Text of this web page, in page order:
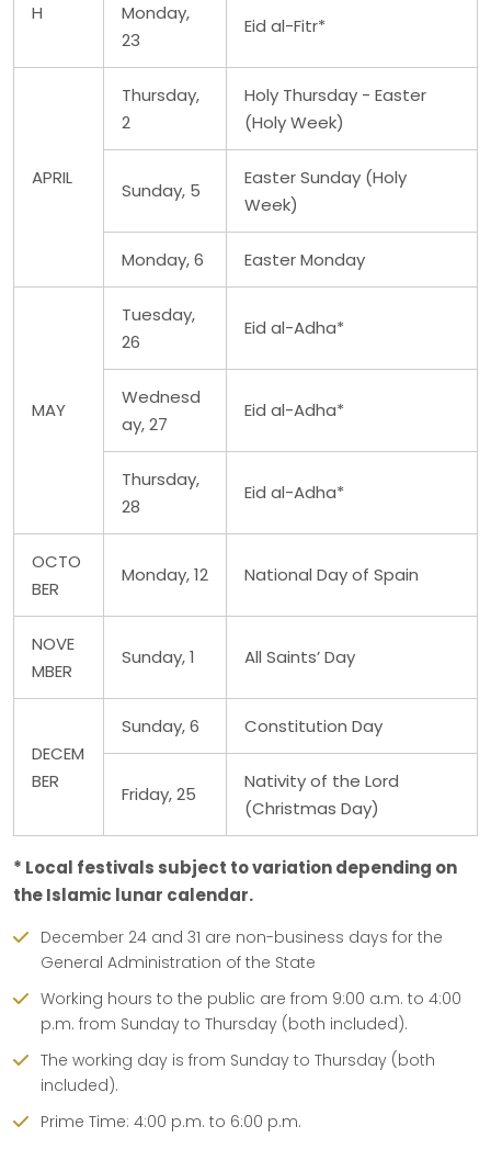
H
Monday,
23
Eid al-Fitr*
APRIL
Thursday,
2
Holy Thursday - Easter
(Holy Week)
Sunday, 5
Easter Sunday (Holy
Week)
Monday, 6 Easter Monday
MAY
Tuesday,
26
Eid al-Adha*
Wednesd
ay, 27
Eid al-Adha*
Thursday,
28
Eid al-Adha*
OCTO
BER
Monday, 12 National Day of Spain
NOVE
MBER
Sunday, 1 All Saints’ Day
DECEM
BER
Sunday, 6 Constitution Day
Friday, 25
Nativity of the Lord
(Christmas Day)
* Local festivals subject to variation depending on
the Islamic lunar calendar.
December 24 and 31 are non-business days for the
General Administration of the State
Working hours to the public are from 9:00 a.m. to 4:00
p.m. from Sunday to Thursday (both included).
The working day is from Sunday to Thursday (both
included).
Prime Time: 4:00 p.m. to 6:00 p.m.